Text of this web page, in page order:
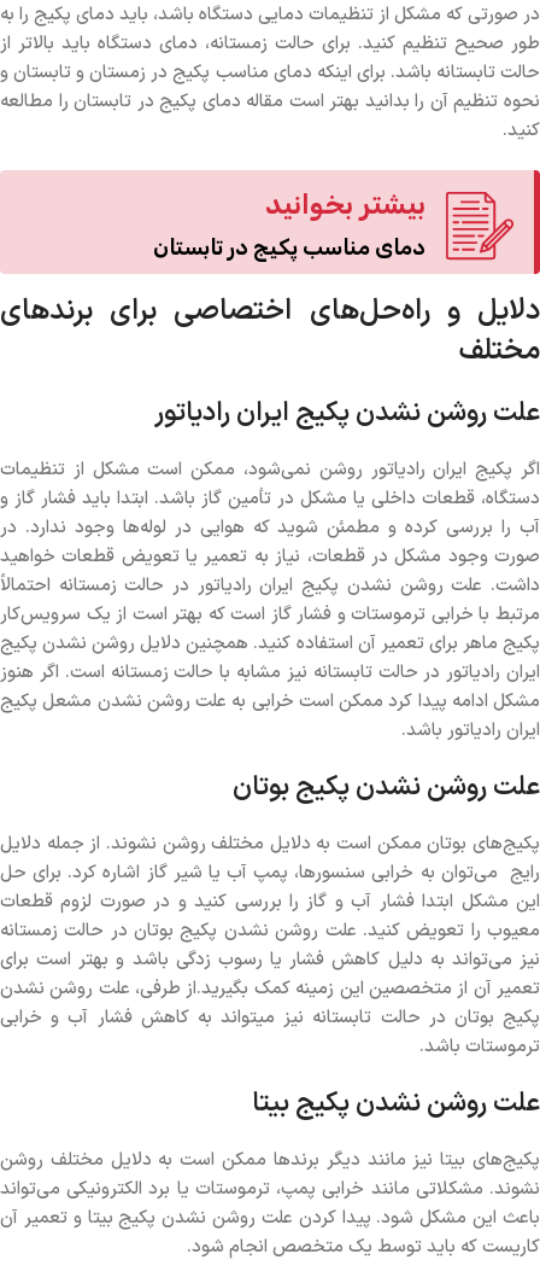
در صورتی که مشکل از تنظیمات دمایی دستگاه باشد، باید دمای پکیج را به
طور صحیح تنظیم کنید. برای حالت زمستانه، دمای دستگاه باید بالاتر از
حالت تابستانه باشد. برای اینکه دمای مناسب پکیج در زمستان و تابستان و
نحوه تنظیم آن را بدانید بهتر است مقاله دمای پکیج در تابستان را مطالعه
کنید.
بیشتر بخوانید
دمای مناسب پکیج در تابستان
دلایل و راه‌حل‌های اختصاصی برای برندهای
مختلف
علت روشن نشدن پکیج ایران رادیاتور
اگر پکیج ایران رادیاتور روشن نمی‌شود، ممکن است مشکل از تنظیمات
دستگاه، قطعات داخلی یا مشکل در تأمین گاز باشد. ابتدا باید فشار گاز و
آب را بررسی کرده و مطمئن شوید که هوایی در لوله‌ها وجود ندارد. در
صورت وجود مشکل در قطعات، نیاز به تعمیر یا تعویض قطعات خواهید
داشت. علت روشن نشدن پکیج ایران رادیاتور در حالت زمستانه احتمالاً
مرتبط با خرابی ترموستات و فشار گاز است که بهتر است از یک سرویس‌کار
پکیج ماهر برای تعمیر آن استفاده کنید. همچنین دلایل روشن نشدن پکیج
ایران رادیاتور در حالت تابستانه نیز مشابه با حالت زمستانه است. اگر هنوز
مشکل ادامه پیدا کرد ممکن است خرابی به علت روشن نشدن مشعل پکیج
ایران رادیاتور باشد.
علت روشن نشدن پکیج بوتان
پکیج‌های بوتان ممکن است به دلایل مختلف روشن نشوند. از جمله دلایل
رایج می‌توان به خرابی سنسورها، پمپ آب یا شیر گاز اشاره کرد. برای حل
این مشکل ابتدا فشار آب و گاز را بررسی کنید و در صورت لزوم قطعات
معیوب را تعویض کنید. علت روشن نشدن پکیج بوتان در حالت زمستانه
نیز می‌تواند به دلیل کاهش فشار یا رسوب زدگی باشد و بهتر است برای
تعمیر آن از متخصصین این زمینه کمک بگیرید.از طرفی، علت روشن نشدن
پکیج بوتان در حالت تابستانه نیز میتواند به کاهش فشار آب و خرابی
ترموستات باشد.
علت روشن نشدن پکیج بیتا
پکیج‌های بیتا نیز مانند دیگر برندها ممکن است به دلایل مختلف روشن
نشوند. مشکلاتی مانند خرابی پمپ، ترموستات یا برد الکترونیکی می‌تواند
باعث این مشکل شود. پیدا کردن علت روشن نشدن پکیج بیتا و تعمیر آن
کاریست که باید توسط یک متخصص انجام شود.